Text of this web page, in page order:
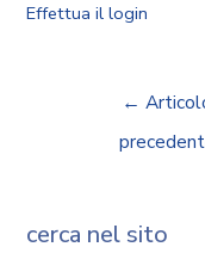
Effettua il login
←
cerca nel sito